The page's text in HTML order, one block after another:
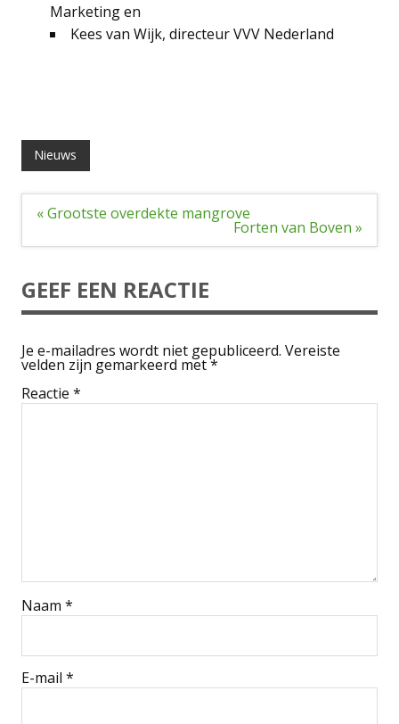
Marketing en
Kees van Wijk, directeur VVV Nederland
Nieuws
Bericht
« Grootste overdekte mangrove
Forten van Boven »
GEEF EEN REACTIE
Je e-mailadres wordt niet gepubliceerd. Vereiste
velden zijn gemarkeerd met*
Reactie *
Naam *
E-mail *